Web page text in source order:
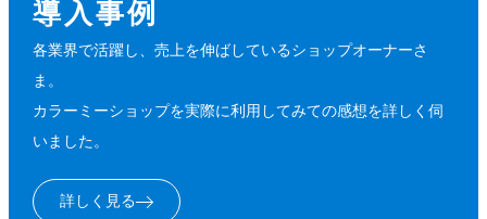
導入事例
各業界で活躍し、売上を伸ばしているショップオーナーさ
ま。
カラーミーショップを実際に利用してみての感想を詳しく伺
いました。
詳しく見る